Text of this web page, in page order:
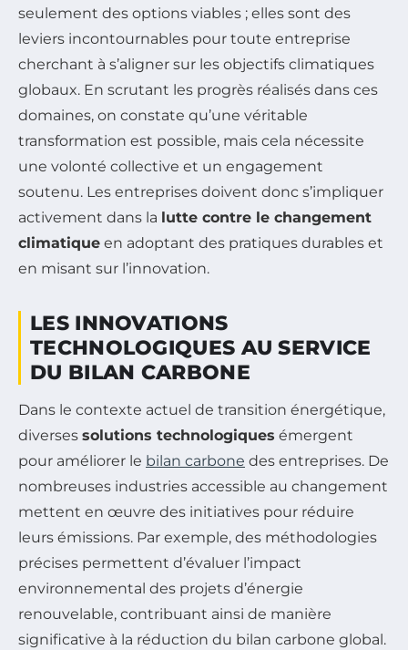
seulement des options viables ; elles sont des
leviers incontournables pour toute entreprise
cherchant à s’aligner sur les objectifs climatiques
globaux. En scrutant les progrès réalisés dans ces
domaines, on constate qu’une véritable
transformation est possible, mais cela nécessite
une volonté collective et un engagement
soutenu. Les entreprises doivent donc s’impliquer
activement dans la lutte contre le changement
climatique en adoptant des pratiques durables et
en misant sur l’innovation.
LES INNOVATIONS
TECHNOLOGIQUES AU SERVICE
DU BILAN CARBONE
Dans le contexte actuel de transition énergétique,
diverses solutions technologiques émergent
pour améliorer le bilan carbone des entreprises. De
nombreuses industries accessible au changement
mettent en œuvre des initiatives pour réduire
leurs émissions. Par exemple, des méthodologies
précises permettent d’évaluer l’impact
environnemental des projets d’énergie
renouvelable, contribuant ainsi de manière
significative à la réduction du bilan carbone global.